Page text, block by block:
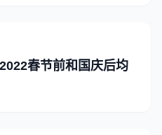
春节前和国庆后均